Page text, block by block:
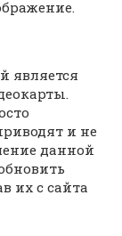
является
и не
данной
их с сайта